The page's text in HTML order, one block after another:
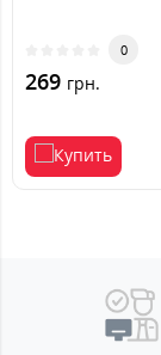
0
269 грн.